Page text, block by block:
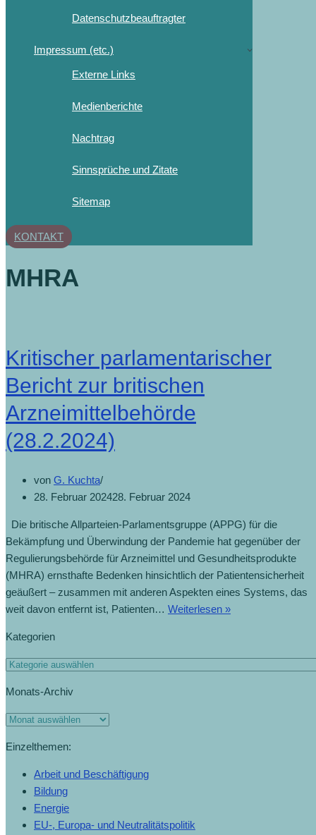
Datenschutzbeauftragter
Impressum (etc.)
Externe Links
Medienberichte
Nachtrag
Sinnsprüche und Zitate
Sitemap
KONTAKT
MHRA
Kritischer parlamentarischer
Bericht zur britischen
Arzneimittelbehörde
(28.2.2024)
von G. Kuchta
28. Februar 202428. Februar 2024
Die britische Allparteien-Parlamentsgruppe (APPG) für die
Bekämpfung und Überwindung der Pandemie hat gegenüber der
Regulierungsbehörde für Arzneimittel und Gesundheitsprodukte
(MHRA) ernsthafte Bedenken hinsichtlich der Patientensicherheit
geäußert – zusammen mit anderen Aspekten eines Systems, das
weit davon entfernt ist, Patienten… Weiterlesen »
Kategorien
Monats-Archiv
Einzelthemen:
Arbeit und Beschäftigung
Bildung
Energie
EU-, Europa- und Neutralitätspolitik